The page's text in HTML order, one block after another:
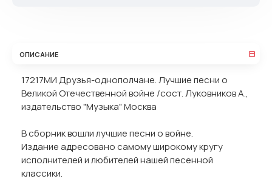
ОПИСАНИЕ
17217МИ Друзья-однополчане. Лучшие песни о
Великой Отечественной войне /сост. Луковников А.,
издательство "Музыка" Москва
В сборник вошли лучшие песни о войне.
Издание адресовано самому широкому кругу
исполнителей и любителей нашей песенной
классики.